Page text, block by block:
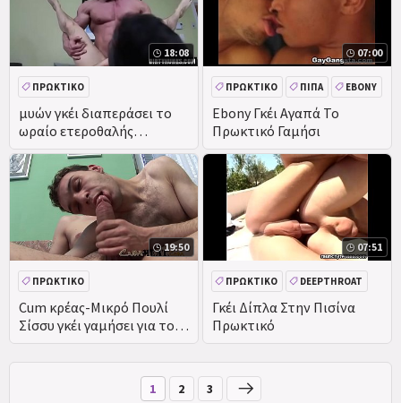
18:08
μυών γκέι διαπεράσει το
ωραίο ετεροθαλής
αδελφός πρωκτικό και
χύσιμο-περισσότερα για.
es
ΠΡΩΚΤΙΚΌ
ΑΥΝΑΝΙΣΜΌΣ ΣΤΟ ΠΡΌΣΩΠΟ
ΚΏΛΟ
ΜΕΓΆΛΟ ΚΏΛΟ
07:00
Ebony Γκέι Αγαπά Το
Πρωκτικό Γαμήσι
ΠΡΩΚΤΙΚΌ ΠΊΠΑ EBONY
19:50
Cum κρέας-Μικρό Πουλί
Σίσσυ γκέι γαμήσει για το
πρωκτικό Creampie
ΠΡΩΚΤΙΚΌ
07:51
Γκέι Δίπλα Στην Πισίνα
Πρωκτικό
ΠΡΩΚΤΙΚΌ
DEEPTHROAT
ΜΕΓΆΛΟ ΚΏΛΟ
ΖΕΥΓΆΡΙ
1 2 3